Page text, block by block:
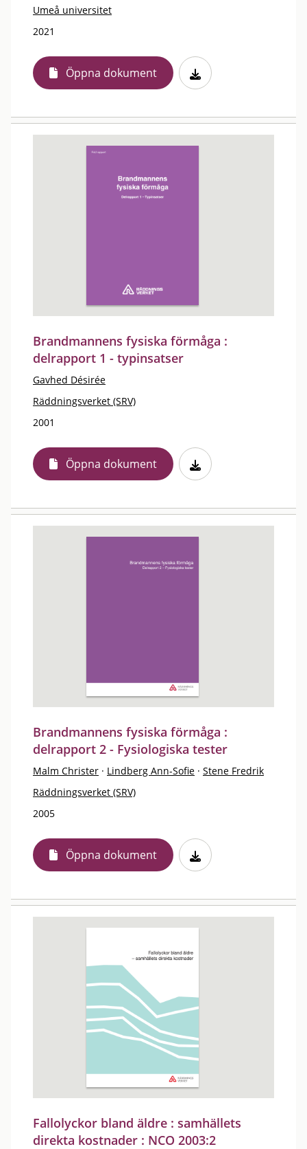
Umeå universitet
2021
Öppna dokument
Brandmannens fysiska förmåga :
delrapport 1 - typinsatser
Gavhed Désirée
Räddningsverket (SRV)
2001
Öppna dokument
Brandmannens fysiska förmåga :
delrapport 2 - Fysiologiska tester
Malm Christer · Lindberg Ann-Sofie · Stene Fredrik
Räddningsverket (SRV)
2005
Öppna dokument
Fallolyckor bland äldre : samhällets
direkta kostnader : NCO 2003:2